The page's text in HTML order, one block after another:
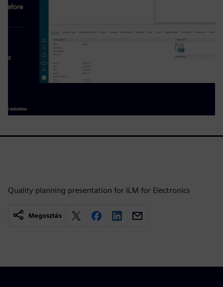
Quality planning presentation for ILM for Electronics
Megosztás